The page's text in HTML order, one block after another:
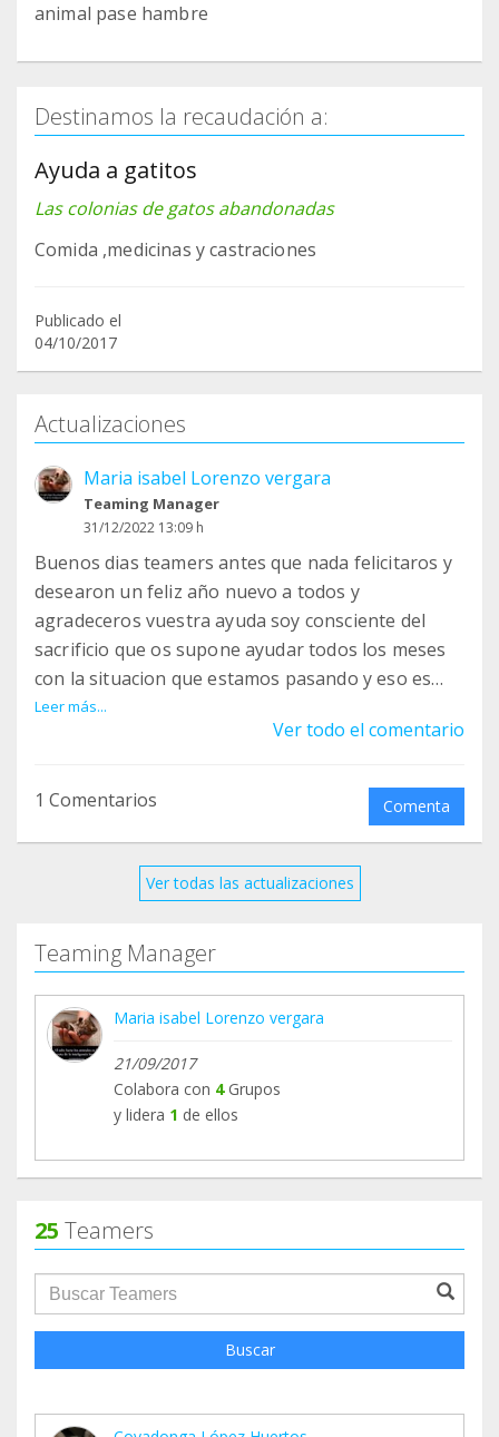
animal pase hambre
Destinamos la recaudación a:
Ayuda a gatitos
Las colonias de gatos abandonadas
Comida ,medicinas y castraciones
Publicado el
04/10/2017
Actualizaciones
Maria isabel Lorenzo vergara
Teaming Manager
31/12/2022 13:09 h
Buenos dias teamers antes que nada felicitaros y
desearon un feliz año nuevo a todos y
agradeceros vuestra ayuda soy consciente del
sacrificio que os supone ayudar todos los meses
con la situacion que estamos pasando y eso es
algo de lo que yo estoy super agradecida y los
peques porque no pueden hablar si no os
pero para eso estoy yo para ser su voz asin que
MUCHISIMAS GRACIAS POR AYUDAR Y FORMAR
GATUNA!!!!! un besazo enorme para todos
Leer más...
Ver todo el comentario
1 Comentarios Comenta
Ver todas las actualizaciones
Teaming Manager
Maria isabel Lorenzo vergara
21/09/2017
Colabora con 4Grupos
y lidera 1 de ellos
25 Teamers
groupProfile.searchForm.search.text???
Buscar